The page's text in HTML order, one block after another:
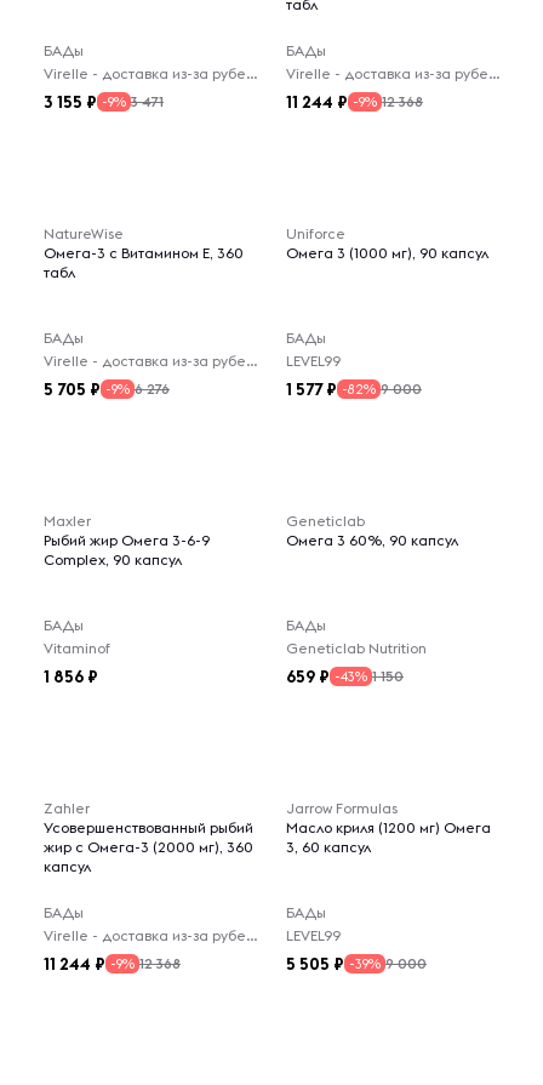
БАДы
Virelle - доставка из-за рубежа
3 155 -9% 3 471
табл
БАДы
Virelle - доставка из-за рубежа
11 244 -9% 12 368
NatureWise
Омега-3 с Витамином E, 360
табл
БАДы
Virelle - доставка из-за рубежа
5 705 -9% 6 276
Uniforce
Омега 3 (1000 мг), 90 капсул
БАДы
LEVEL99
1 577 -82% 9 000
Maxler
Рыбий жир Омега 3-6-9
Сomplex, 90 капсул
БАДы
Vitaminof
1 856
Geneticlab
Омега 3 60%, 90 капсул
БАДы
Geneticlab Nutrition
659 -43% 1 150
Zahler
Усовершенствованный рыбий
жир с Омега-3 (2000 мг), 360
капсул
БАДы
Virelle - доставка из-за рубежа
11 244 -9% 12 368
Jarrow Formulas
Масло криля (1200 мг) Омега
3, 60 капсул
БАДы
LEVEL99
5 505 -39% 9 000